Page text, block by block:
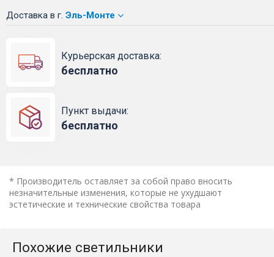
Доставка в г. Эль-Монте
Курьерская доставка:
бесплатно
Пункт выдачи:
бесплатно
* Производитель оставляет за собой право вносить
незначительные изменения, которые не ухудшают
эстетические и технические свойства товара
Похожие светильники